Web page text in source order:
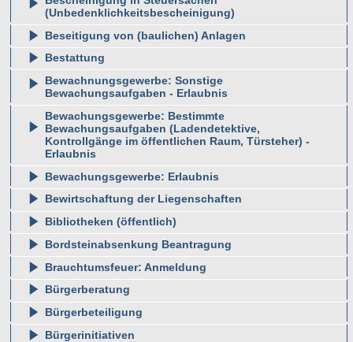
(Unbedenklichkeitsbescheinigung)
Beseitigung von (baulichen) Anlagen
Bestattung
Bewachnungsgewerbe: Sonstige
Bewachungsaufgaben - Erlaubnis
Bewachungsgewerbe: Bestimmte
Bewachungsaufgaben (Ladendetektive,
Kontrollgänge im öffentlichen Raum, Türsteher) -
Erlaubnis
Bewachungsgewerbe: Erlaubnis
Bewirtschaftung der Liegenschaften
Bibliotheken (öffentlich)
Bordsteinabsenkung Beantragung
Brauchtumsfeuer: Anmeldung
Bürgerberatung
Bürgerbeteiligung
Bürgerinitiativen